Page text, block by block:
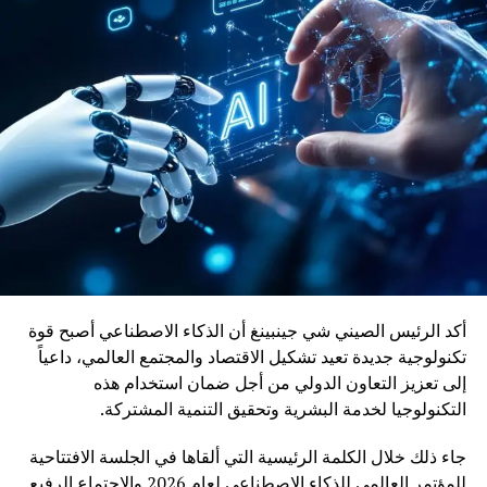
حديثة ومستدامة.
ويأتي إدماج قاطرات DO-70X ضمن رؤية المغرب الرامية إلى
بناء منظومة نقل سككي أكثر نجاعة واستدامة، بما يواكب
التحولات الاقتصادية ويعزز دور السكك الحديدية كرافعة للتنمية
وربط مختلف جهات المملكة
أكد الرئيس الصيني شي جينبينغ أن الذكاء الاصطناعي أصبح قوة
تكنولوجية جديدة تعيد تشكيل الاقتصاد والمجتمع العالمي، داعياً
إلى تعزيز التعاون الدولي من أجل ضمان استخدام هذه
التكنولوجيا لخدمة البشرية وتحقيق التنمية المشتركة.
جاء ذلك خلال الكلمة الرئيسية التي ألقاها في الجلسة الافتتاحية